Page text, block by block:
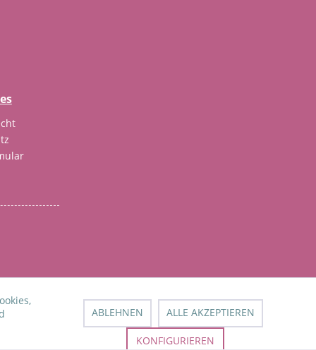
nicht anders beschrieben
ABLEHNEN ALLE AKZEPTIEREN
KONFIGURIEREN